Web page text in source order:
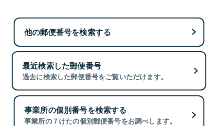
他の郵便番号を検索する
最近検索した郵便番号
過去に検索した郵便番号をご覧いただけます。
事業所の個別番号を検索する
事業所の７けたの個別郵便番号をお調べします。